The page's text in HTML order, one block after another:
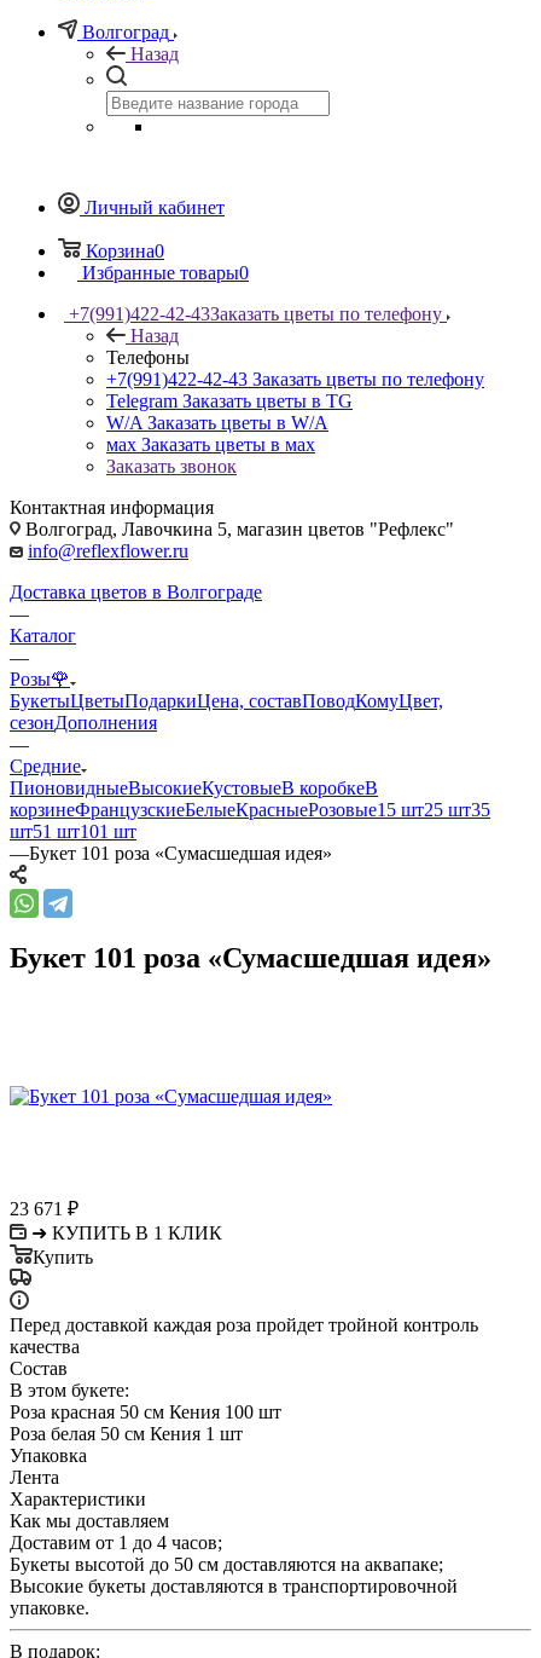
Волгоград
Назад
Личный кабинет
Корзина0
Избранные товары0
+7(991)422-42-43Заказать цветы по телефону
Назад
Телефоны
+7(991)422-42-43 Заказать цветы по телефону
Telegram Заказать цветы в TG
W/A Заказать цветы в W/A
мах Заказать цветы в мах
Заказать звонок
Контактная информация
Волгоград, Лавочкина 5, магазин цветов "Рефлекс"
info@reflexflower.ru
Доставка цветов в Волгограде
—
Каталог
—
Розы🌹
БукетыЦветыПодаркиЦена, составПоводКомуЦвет,
сезонДополнения
—
Средние
ПионовидныеВысокиеКустовыеВ коробкеВ
корзинеФранцузскиеБелыеКрасныеРозовые15 шт25 шт35
шт51 шт101 шт
—Букет 101 роза «Сумасшедшая идея»
Букет 101 роза «Сумасшедшая идея»
23 671 ₽
➜ КУПИТЬ В 1 КЛИК
Купить
Перед доставкой каждая роза пройдет тройной контроль
качества
Состав
В этом букете:
Роза красная 50 см Кения 100 шт
Роза белая 50 см Кения 1 шт
Упаковка
Лента
Характеристики
Как мы доставляем
Доставим от 1 до 4 часов;
Букеты высотой до 50 см доставляются на аквапаке;
Высокие букеты доставляются в транспортировочной
упаковке.
В подарок: